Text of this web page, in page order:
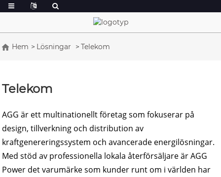
Hem Lösningar Telekom
Telekom
AGG är ett multinationellt företag som fokuserar på
design, tillverkning och distribution av
kraftgenereringssystem och avancerade energilösningar.
Med stöd av professionella lokala återförsäljare är AGG
Power det varumärke som kunder runt om i världen har